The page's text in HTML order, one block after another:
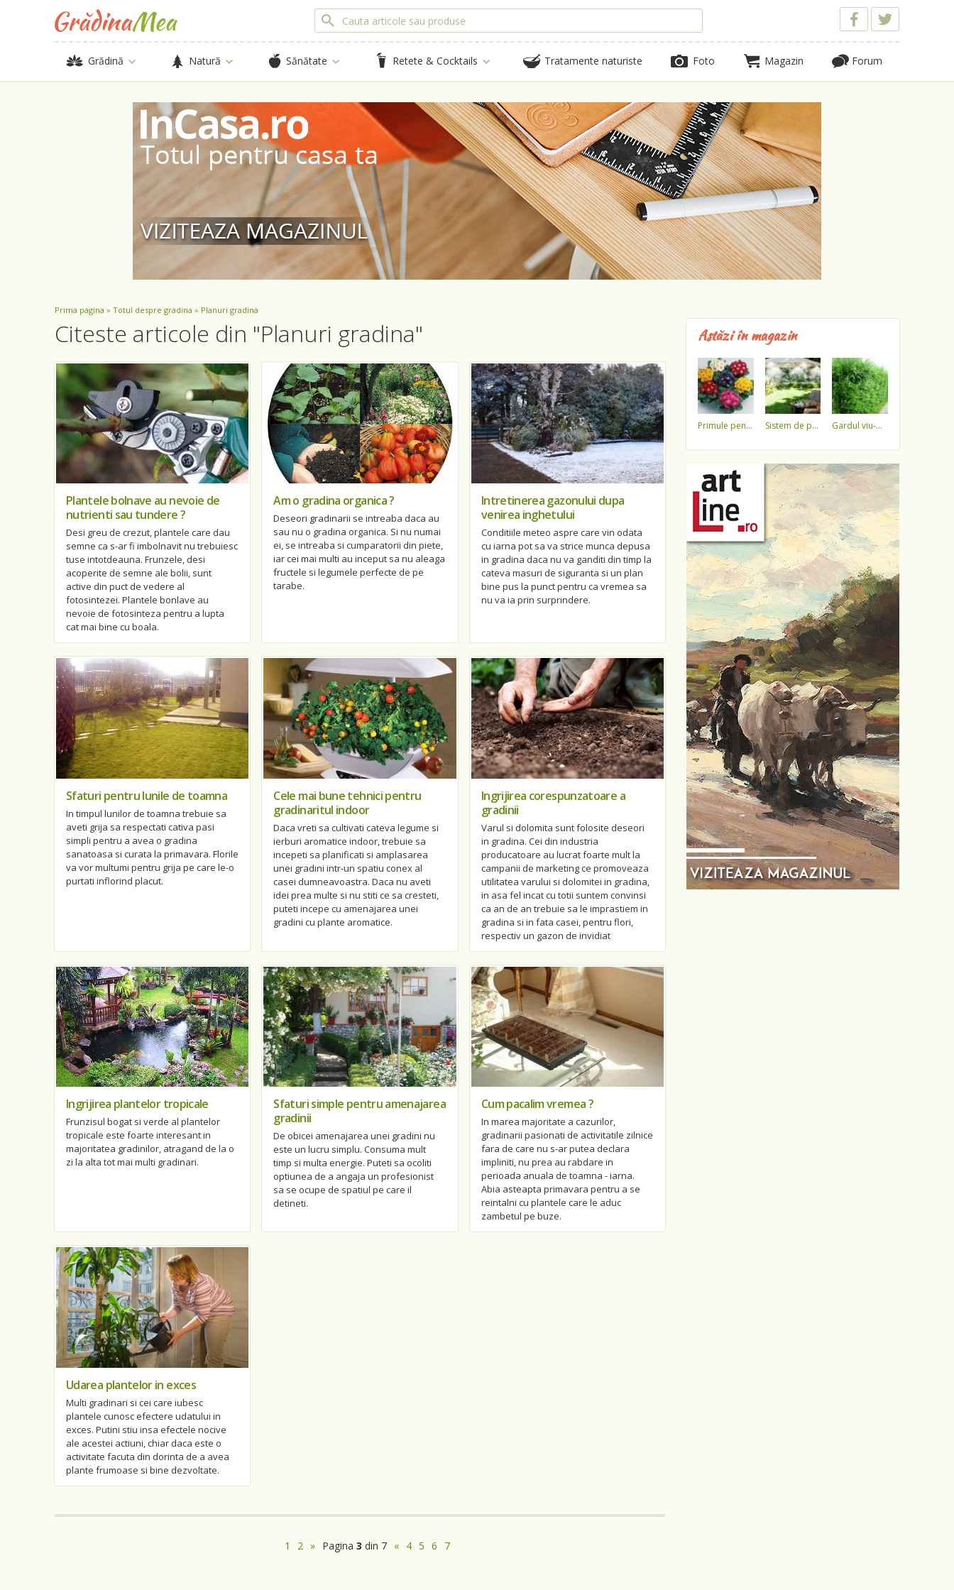
Grădină Natură Sănătate Retete & Cocktails Tratamente naturiste Foto Magazin Forum
Prima pagina » Totul despre gradina » Planuri gradina
Citeste articole din "Planuri gradina"
Plantele bolnave au nevoie de
nutrienti sau tundere ?
Desi greu de crezut, plantele care dau
semne ca s-ar fi imbolnavit nu trebuiesc
tuse intotdeauna. Frunzele, desi
acoperite de semne ale bolii, sunt
active din puct de vedere al
fotosintezei. Plantele bonlave au
nevoie de fotosinteza pentru a lupta
cat mai bine cu boala.
Am o gradina organica ?
Deseori gradinarii se intreaba daca au
sau nu o gradina organica. Si nu numai
ei, se intreaba si cumparatorii din piete,
iar cei mai multi au inceput sa nu aleaga
fructele si legumele perfecte de pe
tarabe.
Intretinerea gazonului dupa
venirea inghetului
Conditiile meteo aspre care vin odata
cu iarna pot sa va strice munca depusa
in gradina daca nu va ganditi din timp la
cateva masuri de siguranta si un plan
bine pus la punct pentru ca vremea sa
nu va ia prin surprindere.
Sfaturi pentru lunile de toamna
In timpul lunilor de toamna trebuie sa
aveti grija sa respectati cativa pasi
simpli pentru a avea o gradina
sanatoasa si curata la primavara. Florile
va vor multumi pentru grija pe care le-o
purtati inflorind placut.
Cele mai bune tehnici pentru
gradinaritul indoor
Daca vreti sa cultivati cateva legume si
ierburi aromatice indoor, trebuie sa
incepeti sa planificati si amplasarea
unei gradini intr-un spatiu conex al
casei dumneavoastra. Daca nu aveti
idei prea multe si nu stiti ce sa cresteti,
puteti incepe cu amenajarea unei
gradini cu plante aromatice.
Ingrijirea corespunzatoare a
gradinii
Varul si dolomita sunt folosite deseori
in gradina. Cei din industria
producatoare au lucrat foarte mult la
campanii de marketing ce promoveaza
utilitatea varului si dolomitei in gradina,
in asa fel incat cu totii suntem convinsi
ca an de an trebuie sa le imprastiem in
gradina si in fata casei, pentru flori,
respectiv un gazon de invidiat
Ingrijirea plantelor tropicale
Frunzisul bogat si verde al plantelor
tropicale este foarte interesant in
majoritatea gradinilor, atragand de la o
zi la alta tot mai multi gradinari.
Sfaturi simple pentru amenajarea
gradinii
De obicei amenajarea unei gradini nu
este un lucru simplu. Consuma mult
timp si multa energie. Puteti sa ocoliti
optiunea de a angaja un profesionist
sa se ocupe de spatiul pe care il
detineti.
Cum pacalim vremea ?
In marea majoritate a cazurilor,
gradinarii pasionati de activitatile zilnice
fara de care nu s-ar putea declara
impliniti, nu prea au rabdare in
perioada anuala de toamna - iarna.
Abia asteapta primavara pentru a se
reintalni cu plantele care le aduc
zambetul pe buze.
Udarea plantelor in exces
Multi gradinari si cei care iubesc
plantele cunosc efectere udatului in
exces. Putini stiu insa efectele nocive
ale acestei actiuni, chiar daca este o
activitate facuta din dorinta de a avea
plante frumoase si bine dezvoltate.
1 2 » Pagina 3 din 7 « 4 5 6 7
Astăzi în magazin
primule pentru 1 martie 3,5 lei / ghiveci !!!! sistem de pulverizare a apei gardul viu-minune!